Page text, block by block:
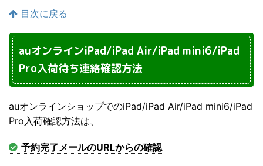
目次に戻る
auオンラインiPad/iPad Air/iPad mini6/iPad
Pro入荷待ち連絡確認方法
auオンラインショップでのiPad/iPad Air/iPad mini6/iPad
Pro入荷確認方法は、
予約完了メールのURLからの確認